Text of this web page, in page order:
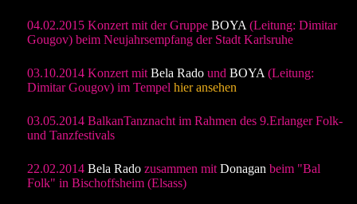
04.02.2015 Konzert mit der Gruppe BOYA (Leitung: Dimitar
Gougov) beim Neujahrsempfang der Stadt Karlsruhe
03.10.2014 Konzert mit Bela Rado und BOYA (Leitung:
Dimitar Gougov) im Tempel hier ansehen
03.05.2014 BalkanTanznacht im Rahmen des 9.Erlanger Folk-
und Tanzfestivals
22.02.2014 Bela Rado zusammen mit Donagan beim "Bal
Folk" in Bischoffsheim (Elsass)